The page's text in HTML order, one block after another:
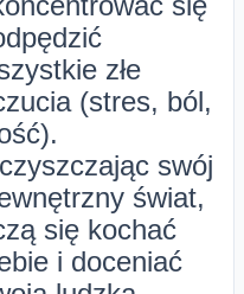
złe
(stres, ból,
swój
świat,
się kochać
i doceniać